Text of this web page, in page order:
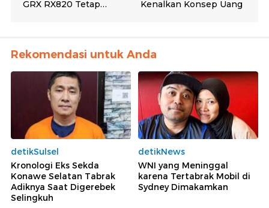
Rekomendasi untuk Anda
detikSulsel
Kronologi Eks Sekda
Konawe Selatan Tabrak
Adiknya Saat Digerebek
Selingkuh
detikNews
WNI yang Meninggal
karena Tertabrak Mobil di
Sydney Dimakamkan